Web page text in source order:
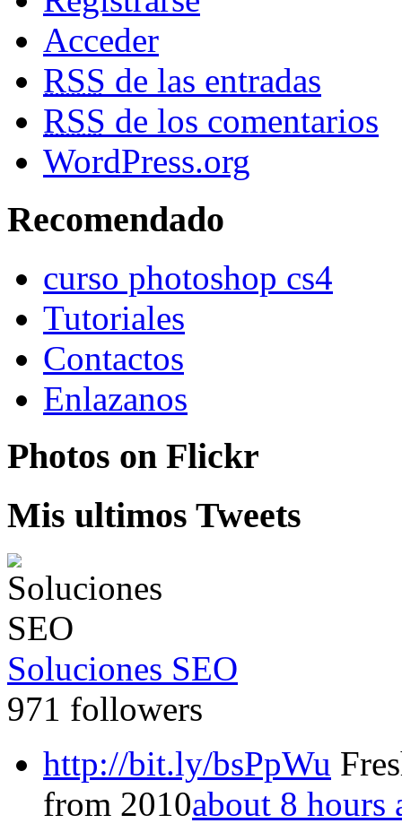
Acceder
RSS de las entradas
RSS de los comentarios
WordPress.org
Recomendado
curso photoshop cs4
Tutoriales
Contactos
Enlazanos
Photos on Flickr
Mis ultimos Tweets
Soluciones SEO
971 followers
http://bit.ly/bsPpWu
from 2010about 8 hours